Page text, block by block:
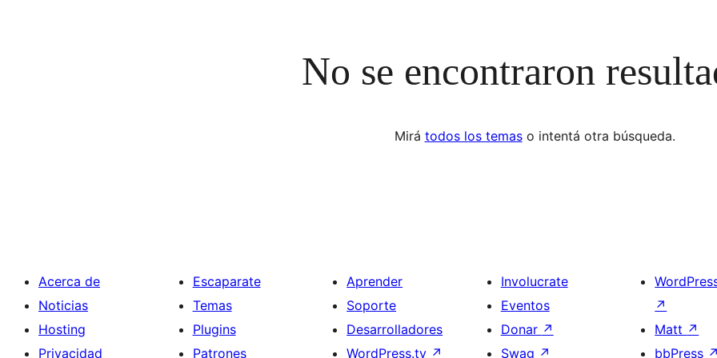
No se encontraron
Mirá todos los temaso intentá otra búsqueda.
Acerca de
Noticias
Hosting
Privacidad
Escaparate
Temas
Plugins
Patrones
Aprender
Soporte
Desarrolladores
WordPress.tv ↗
Involucrate
Eventos
Donar ↗
Swag ↗
↗
Matt ↗
bbPress ↗